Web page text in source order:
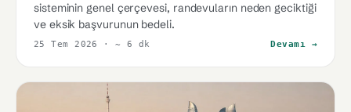
sisteminin genel çerçevesi, randevuların neden geciktiği
ve eksik başvurunun bedeli.
25 Tem 2026 · ~ 6 dk Devamı →